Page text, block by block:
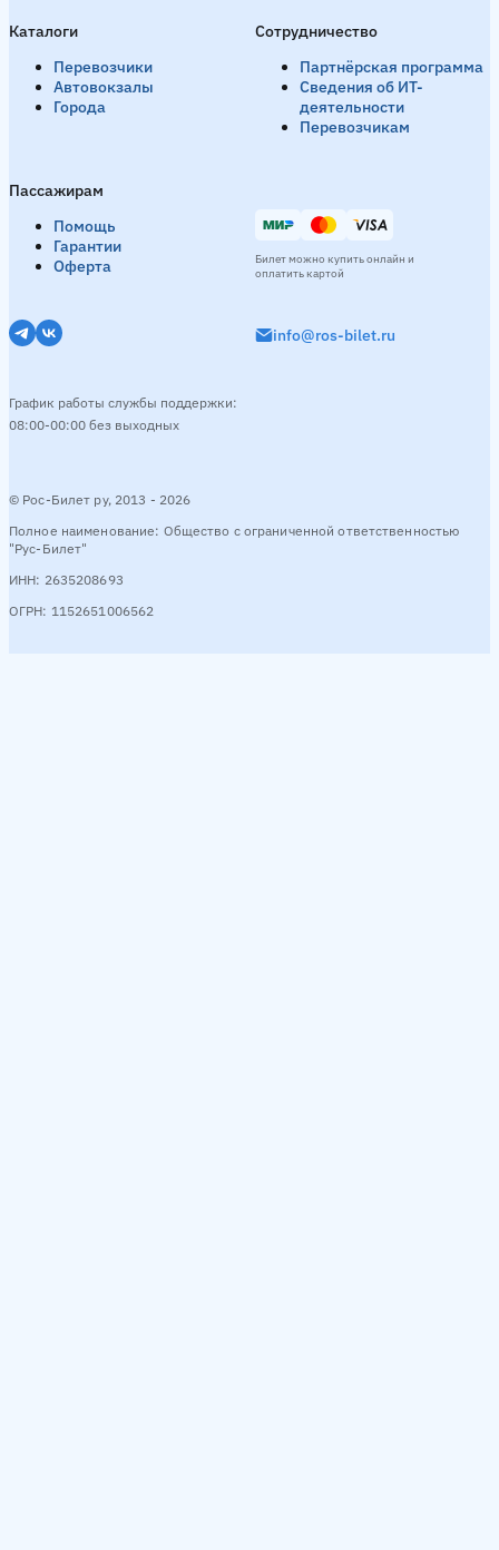
Каталоги
Перевозчики
Автовокзалы
Города
Пассажирам
Помощь
Гарантии
Оферта
Сотрудничество
Партнёрская программа
Сведения об ИТ-
деятельности
Перевозчикам
© Рос-Билет ру, 2013 - 2026
Полное наименование: Общество с ограниченной ответственностью
"Рус-Билет"
ИНН: 2635208693
ОГРН: 1152651006562
info@ros-bilet.ru
График работы службы поддержки:
08:00-00:00 без выходных
Билет можно купить онлайн и
оплатить картой